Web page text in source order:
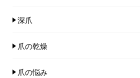
深爪
爪の乾燥
爪の悩み